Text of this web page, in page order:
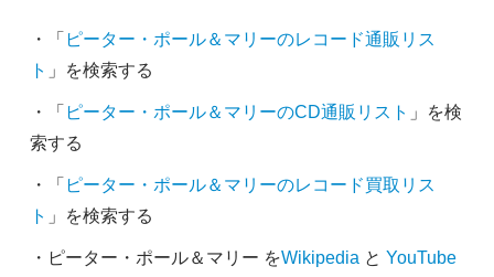
・「 ピーター・ポール＆マリーのレコード通販リス
ト 」を検索する
・「 ピーター・ポール＆マリーのCD通販リスト 」を検
索する
・「 ピーター・ポール＆マリーのレコード買取リス
ト 」を検索する
・ピーター・ポール＆マリー をWikipedia と YouTube